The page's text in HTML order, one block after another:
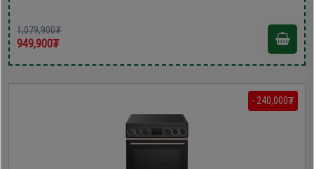
1,079,900₮
949,900₮
- 240,000₮